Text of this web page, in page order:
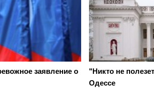
заявление о
"Никто не
Одессе